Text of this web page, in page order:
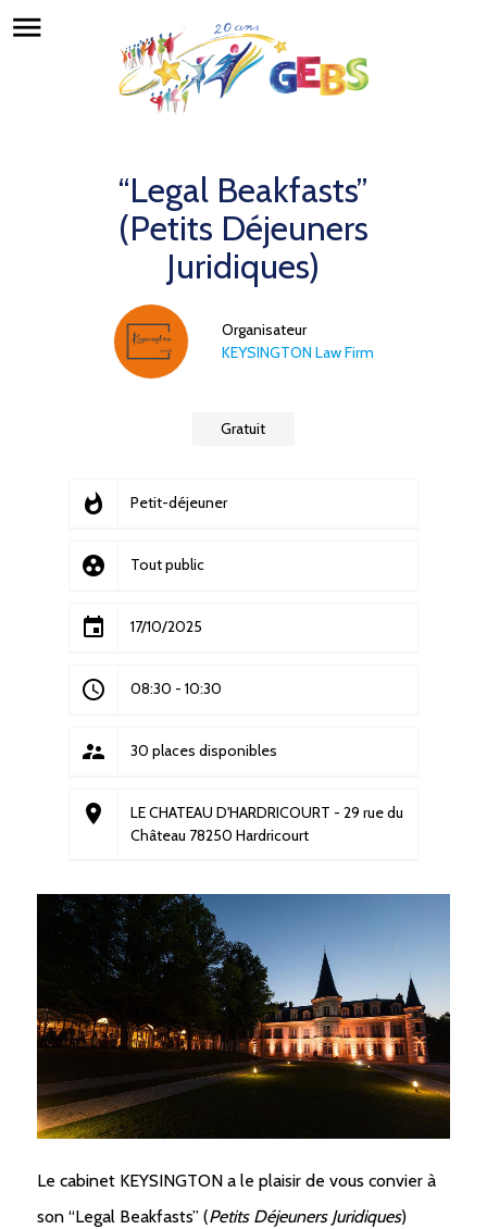
menu
“Legal Beakfasts”
(Petits Déjeuners
Juridiques)
Organisateur
KEYSINGTON Law Firm
Gratuit
whatshot Petit-déjeuner
group_work Tout public
event 17/10/2025
access_time 08:30 - 10:30
supervisor_account 30 places disponibles
place
LE CHATEAU D'HARDRICOURT - 29 rue du
Château 78250 Hardricourt
Le cabinet KEYSINGTON a le plaisir de vous convier à
son “Legal Beakfasts” (Petits Déjeuners Juridiques)